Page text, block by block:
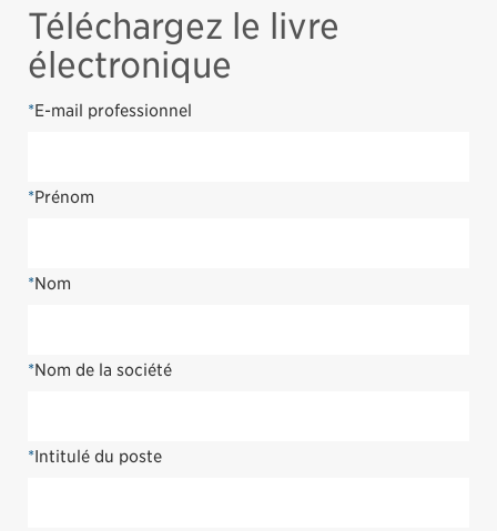
Téléchargez le livre
électronique
*E-mail professionnel
*Prénom
*Nom
*Nom de la société
*Intitulé du poste